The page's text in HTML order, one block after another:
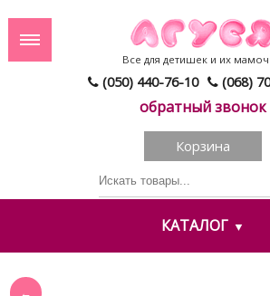
(050) 440-76-10 (068)
обратный звонок
Все для детишек и их
Корзина
КАТАЛОГ